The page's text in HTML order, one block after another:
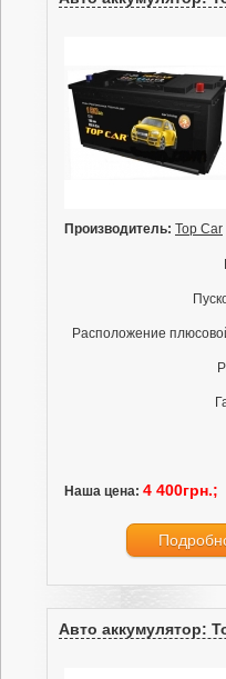
Производитель: Top Car
Расположение
Наша цена: 4 400грн.;
Авто аккумулятор: